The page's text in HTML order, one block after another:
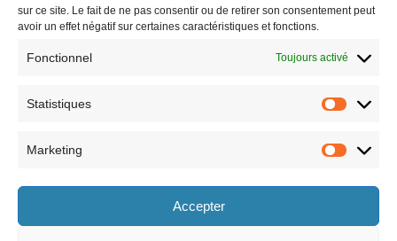
sur ce site. Le fait de ne pas consentir ou de retirer son consentement peut
avoir un effet négatif sur certaines caractéristiques et fonctions.
Fonctionnel Toujours activé
Statistiques
Marketing
Accepter
AP ALCOOL
Horaires
le lundi 8h30-12h et 13h30-17h30,
le vendredi 8h30-12h et 13h30-17h,